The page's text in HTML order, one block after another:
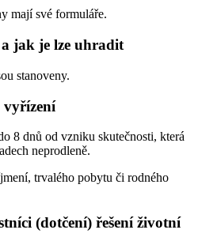
mají své formuláře.
jak je lze uhradit
stanoveny.
vyřízení
8 dnů od vzniku skutečnosti, která
neprodleně.
trvalého pobytu či rodného
(dotčení) řešení životní